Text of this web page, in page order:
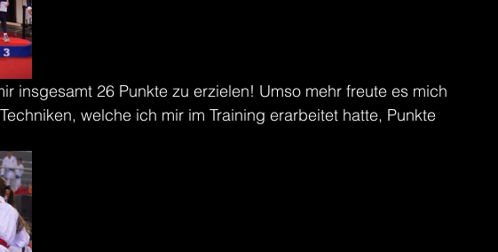
insgesamt 26 Punkte zu erzielen! Umso mehr freute es mich
welche ich mir im Training erarbeitet hatte, Punkte